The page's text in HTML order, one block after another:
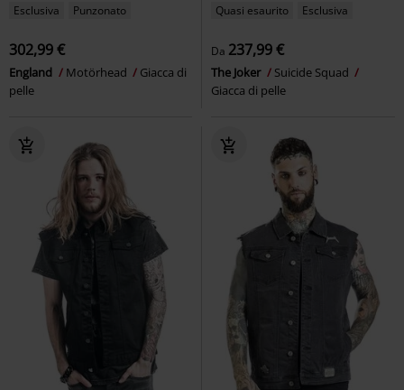
Esclusiva Punzonato
302,99 €
England Motörhead
Giacca di
pelle
Quasi esaurito Esclusiva
Da 237,99 €
The Joker
Suicide Squad
Giacca di pelle